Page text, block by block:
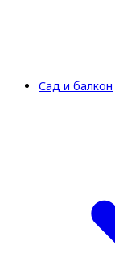
Сад и балкон